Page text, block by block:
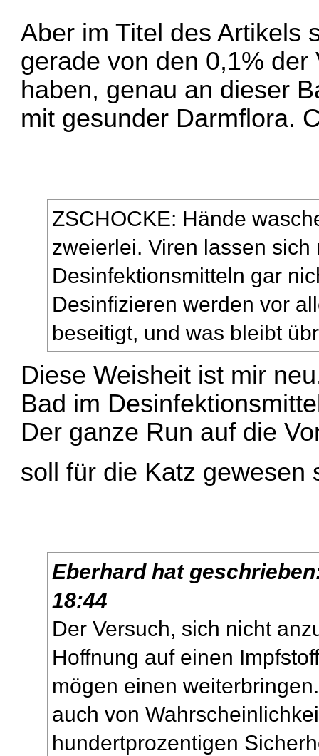
Aber im Titel des Artikels
gerade von den 0,1%
haben, genau an dieser
mit gesunder Darmflora.
ZSCHOCKE: Hände
zweierlei. Viren lassen
Desinfektionsmitteln gar
Desinfizieren werden vor
beseitigt, und was bleibt
Diese Weisheit ist mir
Bad im
Der ganze Run auf die
soll für die Katz gewesen
Eberhardhat
18:44
Der Versuch, sich nicht
Hoffnung auf einen
mögen einen
auch von
hundertprozentigen